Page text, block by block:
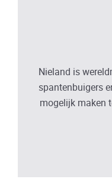
Nieland is
spantenbuigers
mogelijk maken